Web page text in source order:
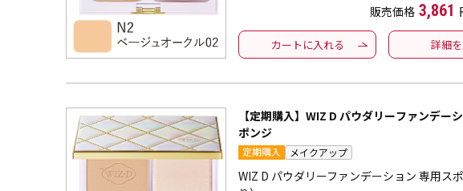
販売価格 3,861
カートに入れる 詳細
【定期購入】WIZ D パウダリーファンデー
ポンジ
定期購入 メイクアップ
WIZ D パウダリーファンデーション 専用ス